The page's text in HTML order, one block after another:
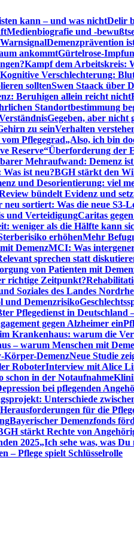
kann – und was nichtDelir
Medienbiografie und -
Demenzprävention
ankommtGürtelrose-
Kampf dem Arbeitskreis:
Kognitive Verschlechterung:
solltenSwen Staack über
Beruhigen allein reicht nicht
Standortbestimmung
Gegeben, aber nicht
zu seinVerhalten
Pflegegrad„Also, ich bin
Reserve“Überforderung der
Mehraufwand: Demenz
ist neu?BGH stärkt den
und Desorientierung: viel
bündelt Evidenz und
neu sortiert: Was die neue
und VerteidigungCaritas
weniger als die Hälfte kann
erhöhenMehr
DemenzMCI: Was
sprechen statt
von Patienten mit
richtige Zeitpunkt?
Soziales des Landes
und Demenzrisiko
Pflegedienst in Deutschland
gegen Alzheimer ein
Krankenhaus: warum die
– warum Menschen mit
Körper-DemenzNeue Studie
RoboterInterview mit Alice
schon in der Notaufnahme
bei pflegenden
Unterschiede
für die
Bayerischer Demenzfonds
stärkt Rechte von
2025„Ich sehe was, was
– Pflege spielt Schlüsselrolle